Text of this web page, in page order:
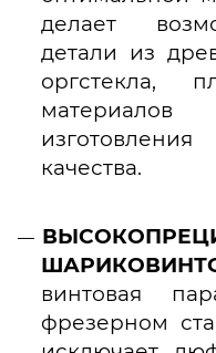
делает
детали из
оргстекла,
качества.
винтовая
фрезерном